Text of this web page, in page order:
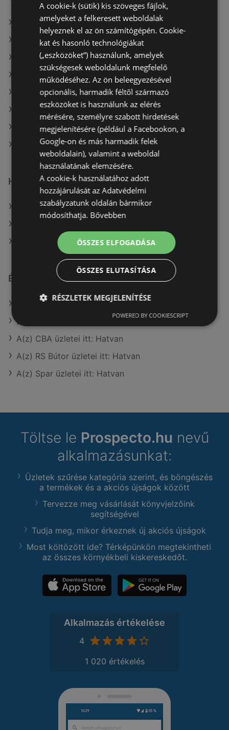
A(z) JYSK ajánlatai
A(z) OBI Hungary Retail kft ajánlatai
A(z) Praktiker ajánlatai
A(z) Bauhaus aktuális akciós újságjai
A(z) Praktiker aktuális akciós újságjai
A(z) OBI Hungary Retail kft aktuális akciós újságjai
A(z) Vil-For aktuális akciós újságjai
A(z) JYSK üzletei itt: Sopron-Fertődi
Hasonló kiskereskedők
A(z) Bauhaus ajánlatai
A(z) Praktiker ajánlatai
Érdeklődésre számot tartó elemek itt:
Rothenberger itt: Bicskei
BestByte itt: Ajkai
A(z) CBA üzletei itt: Hatvan
A(z) RS Bútor üzletei itt: Hatvan
A(z) Spar üzletei itt: Hatvan
Töltse le Prospecto.hu nevű
alkalmazásunkat:
Üzletek szűrése kategória szerint, és böngészés
a termékek és a akciós újságok között
Tervezze meg vásárlását könyvjelzőink
segítségével
Tudja meg, mikor érkeznek új akciós újságok
Most költözött ide? Térképünkön megtekintheti
az összes környékbeli kiskereskedőt.
Alkalmazás értékelése
4
1 020 értékelés
A cookie-k (sütik) kis szöveges fájlok,
amelyeket a felkeresett weboldalak
helyeznek el az ön számítógépén. Cookie-
kat és hasonló technológiákat
(„eszközöket”) használunk, amelyek
szükségesek weboldalunk megfelelő
működéséhez. Az ön beleegyezésével
opcionális, harmadik féltől származó
eszközöket is használunk az elérés
mérésére, személyre szabott hirdetések
megjelenítésére (például a Facebookon, a
Google-on és más harmadik felek
weboldalain), valamint a weboldal
használatának elemzésére.
A cookie-k használatához adott
hozzájárulását az Adatvédelmi
szabályzatunk oldalán bármikor
módosíthatja. Bővebben
ÖSSZES ELFOGADÁSA
ÖSSZES ELUTASÍTÁSA
RÉSZLETEK MEGJELENÍTÉSE
POWERED BY COOKIESCRIPT